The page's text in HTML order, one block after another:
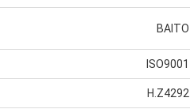
BAITO
ISO9001
H.Z4292